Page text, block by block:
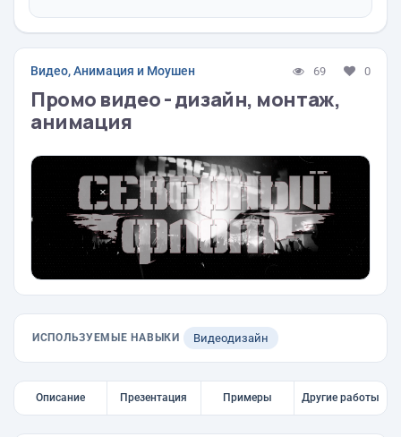
Видео, Анимация и Моушен 69 0
Промо видео - дизайн, монтаж,
анимация
ИСПОЛЬЗУЕМЫЕ НАВЫКИ Видеодизайн
Описание Презентация Примеры Другие работы